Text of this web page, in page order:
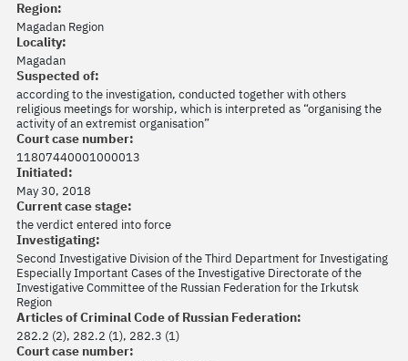
Region:
Magadan Region
Locality:
Magadan
Suspected of:
according to the investigation, conducted together with others
religious meetings for worship, which is interpreted as “organising the
activity of an extremist organisation”
Court case number:
11807440001000013
Initiated:
May 30, 2018
Current case stage:
the verdict entered into force
Investigating:
Second Investigative Division of the Third Department for Investigating
Especially Important Cases of the Investigative Directorate of the
Investigative Committee of the Russian Federation for the Irkutsk
Region
Articles of Criminal Code of Russian Federation:
282.2 (2), 282.2 (1), 282.3 (1)
Court case number: